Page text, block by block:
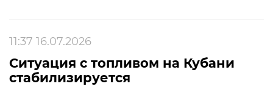
11:37 16.07.2026
Ситуация с топливом на Кубани
стабилизируется